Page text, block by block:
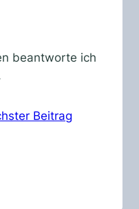
beantworte ich
Beitrag